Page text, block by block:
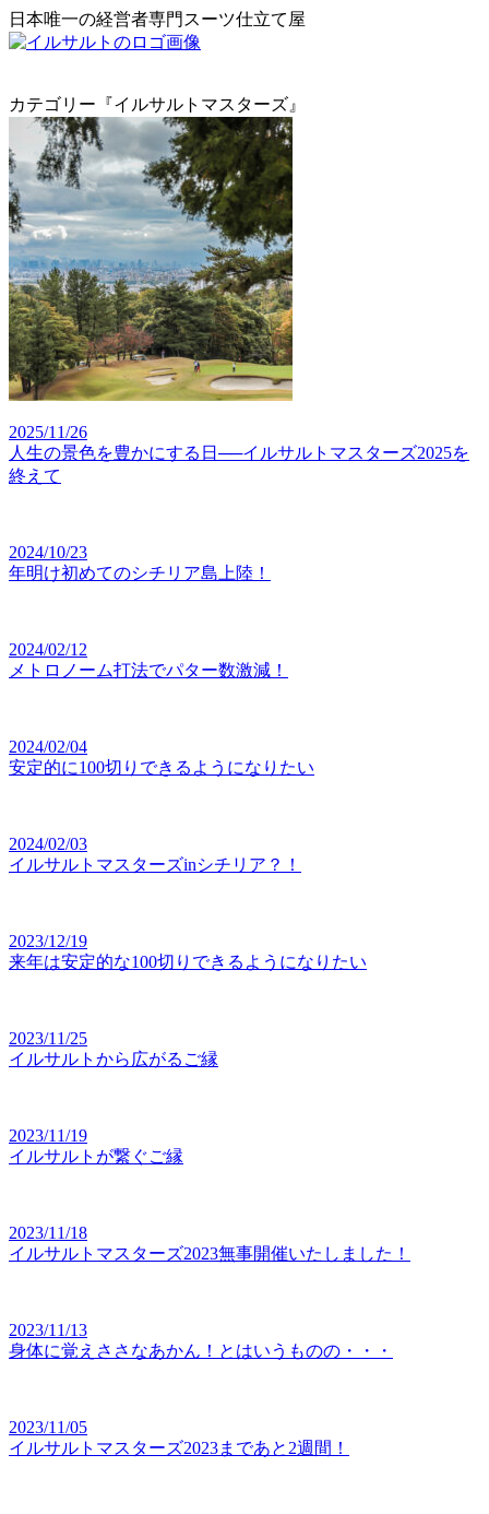
日本唯一の経営者専門スーツ仕立て屋
カテゴリー『イルサルトマスターズ』
2025/11/26
人生の景色を豊かにする日──イルサルトマスターズ2025を
終えて
2024/10/23
年明け初めてのシチリア島上陸！
2024/02/12
メトロノーム打法でパター数激減！
2024/02/04
安定的に100切りできるようになりたい
2024/02/03
イルサルトマスターズinシチリア？！
2023/12/19
来年は安定的な100切りできるようになりたい
2023/11/25
イルサルトから広がるご縁
2023/11/19
イルサルトが繋ぐご縁
2023/11/18
イルサルトマスターズ2023無事開催いたしました！
2023/11/13
身体に覚えささなあかん！とはいうものの・・・
2023/11/05
イルサルトマスターズ2023まであと2週間！